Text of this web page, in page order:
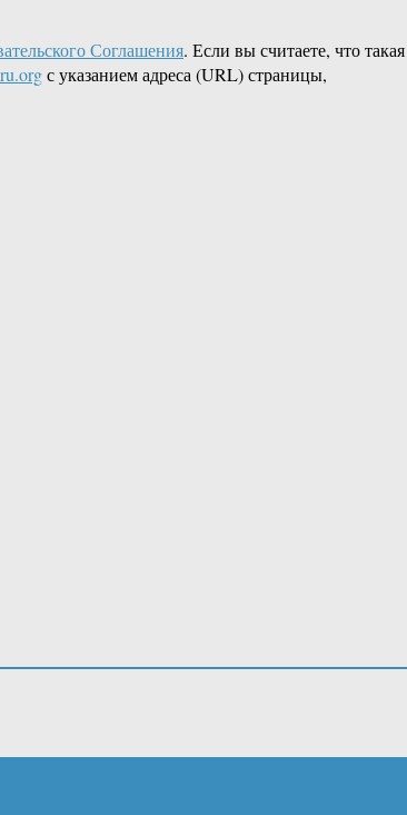
Соглашения. Если вы считаете, что такая
с указанием адреса (URL) страницы,